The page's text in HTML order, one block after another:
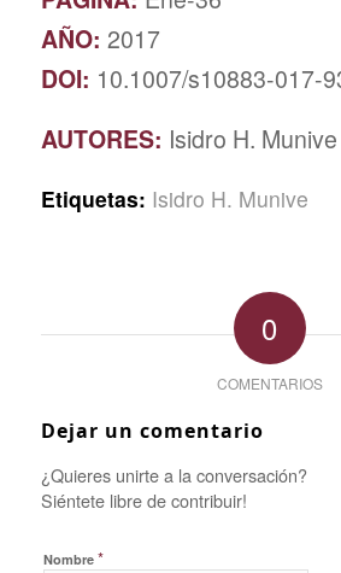
AÑO: 2017
DOI: 10.1007/s10883-017-
AUTORES: Isidro H. Munive
Etiquetas: Isidro H. Munive
0
COMENTARIOS
Dejar un comentario
¿Quieres unirte a la conversación?
Siéntete libre de contribuir!
Nombre *